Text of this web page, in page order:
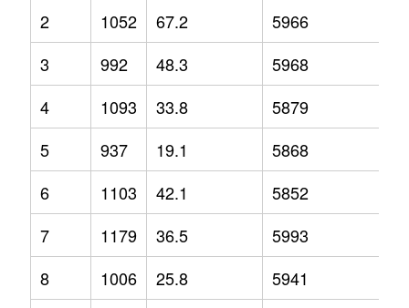
2
1052 67.2 5966
3
992 48.3 5968
4
1093 33.8 5879
5
937 19.1 5868
6
1103 42.1 5852
7
1179 36.5 5993
8
1006 25.8 5941